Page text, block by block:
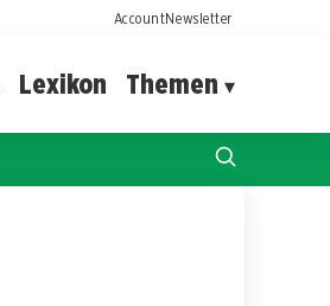
AccountNewsletter
Lexikon Themen